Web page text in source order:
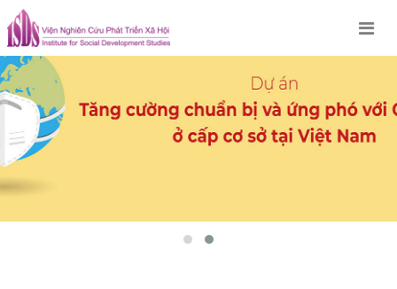
Skip
to
content